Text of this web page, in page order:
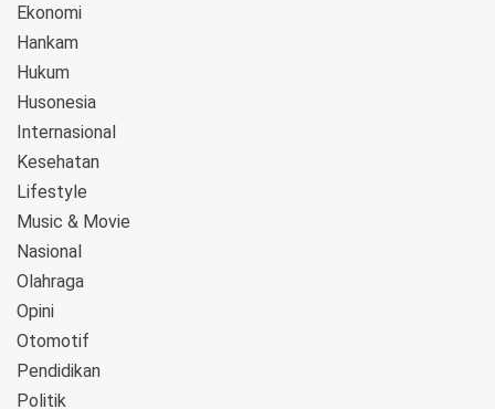
Ekonomi
Hankam
Hukum
Husonesia
Internasional
Kesehatan
Lifestyle
Music & Movie
Nasional
Olahraga
Opini
Otomotif
Pendidikan
Politik